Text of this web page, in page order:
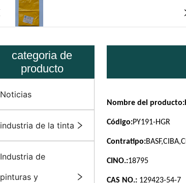
categoria de
producto
Noticias
industria de la tinta
Industria de
pinturas y